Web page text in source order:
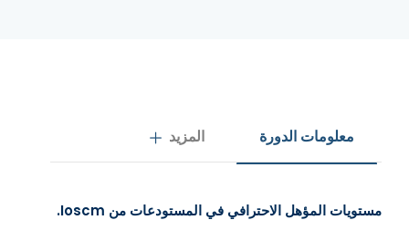
معلومات الدورة المزيد
مستويات المؤهل الاحترافي في المستودعات من Ioscm.